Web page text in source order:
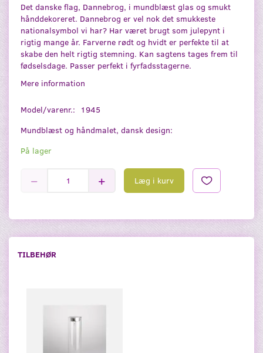
Det danske flag, Dannebrog, i mundblæst glas og smukt
hånddekoreret. Dannebrog er vel nok det smukkeste
nationalsymbol vi har? Har været brugt som julepynt i
rigtig mange år. Farverne rødt og hvidt er perfekte til at
skabe den helt rigtig stemning. Kan sagtens tages frem til
fødselsdage. Passer perfekt i fyrfadsstagerne.
Mere information
Model/varenr.:
1945
Mundblæst og håndmalet, dansk design:
På lager
Læg i kurv
TILBEHØR